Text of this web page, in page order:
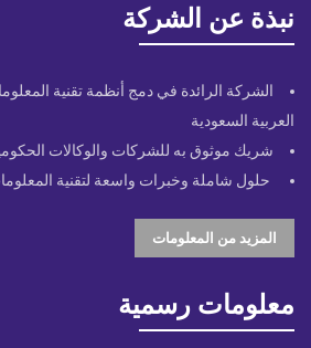
نبذة عن الشركة
الشركة الرائدة في دمج أنظمة تقنية
العربية السعودية
شريك موثوق به للشركات والوكالات
حلول شاملة وخبرات واسعة لتقنية
المزيد من المعلومات
معلومات رسمية